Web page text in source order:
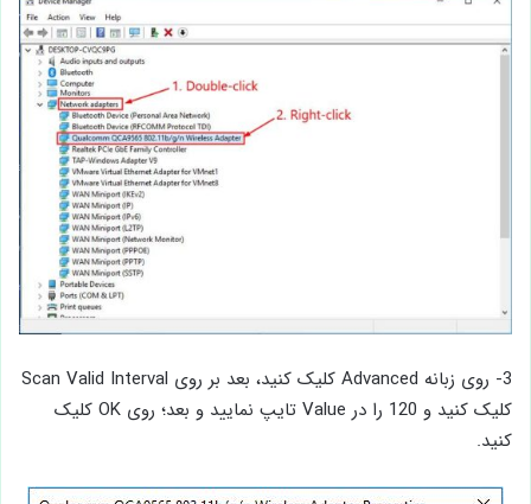
3- روی زبانه Advanced کلیک کنید، بعد بر روی Scan Valid Interval
کلیک کنید و 120 را در Value تایپ نمایید و بعد؛ روی OK کلیک
کنید.